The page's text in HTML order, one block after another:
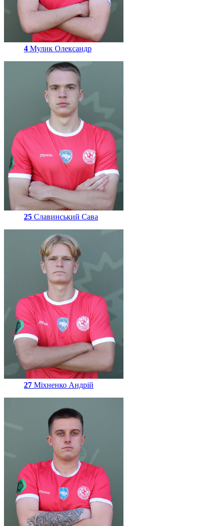
4 Мулик Олександр
25 Славинський Сава
27 Міхненко Андрій